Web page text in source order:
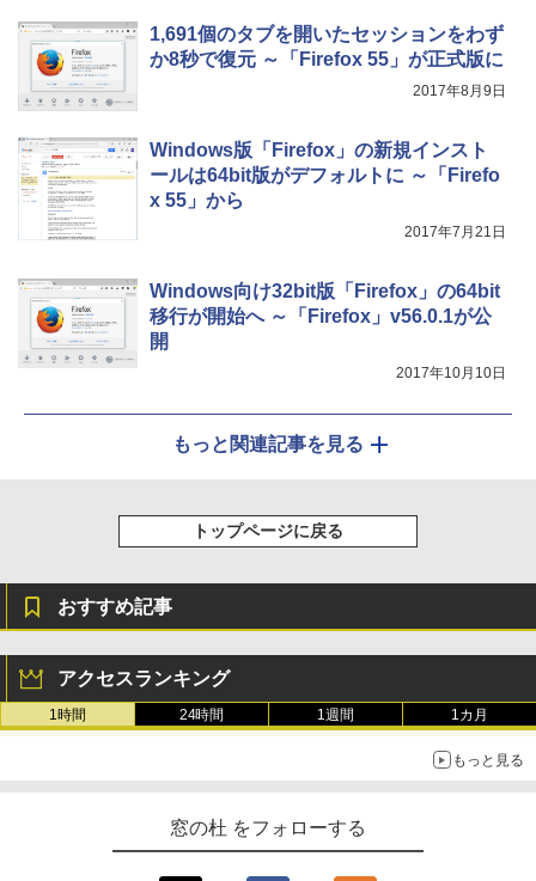
1,691個のタブを開いたセッションをわず
か8秒で復元 ～「Firefox 55」が正式版に
2017年8月9日
Windows版「Firefox」の新規インスト
ールは64bit版がデフォルトに ～「Firefo
x 55」から
2017年7月21日
Windows向け32bit版「Firefox」の64bit
移行が開始へ ～「Firefox」v56.0.1が公
開
2017年10月10日
もっと関連記事を見る
トップページに戻る
おすすめ記事
アクセスランキング
1時間 24時間 1週間 1カ月
もっと見る
窓の杜 をフォローする